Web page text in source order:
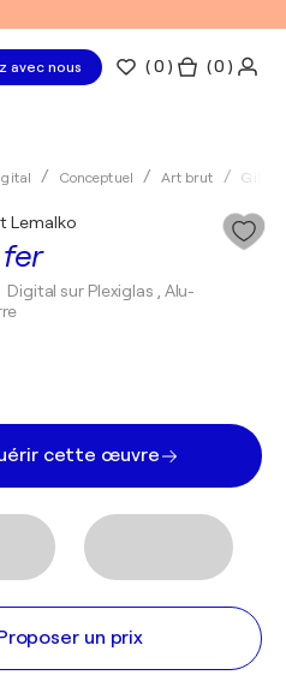
avec nous (0 ) ( 0 )
Conceptuel Art brut Gilles
fer
Lemalko
Digital sur Plexiglas , Alu-
cette œuvre
un prix